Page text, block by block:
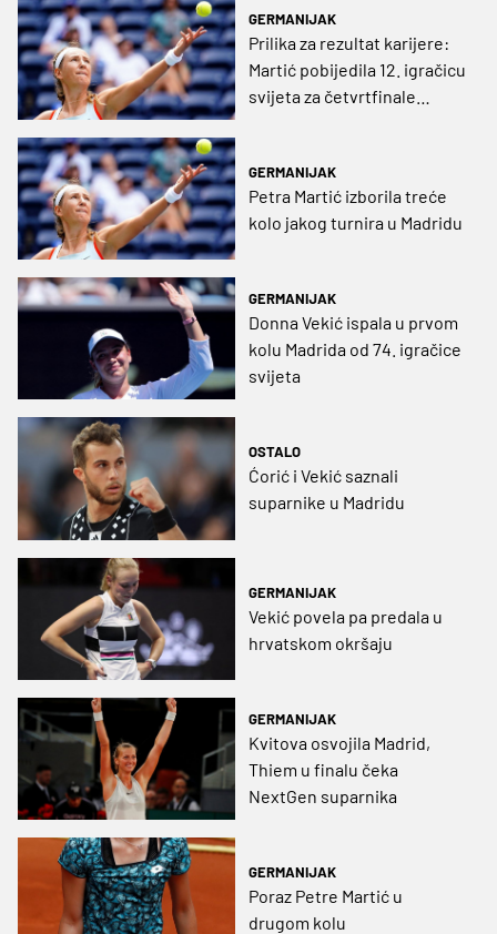
GERMANIJAK
Prilika za rezultat karijere:
Martić pobijedila 12. igračicu
svijeta za četvrtfinale
GERMANIJAK
Petra Martić izborila treće
kolo jakog turnira u Madridu
GERMANIJAK
Donna Vekić ispala u prvom
kolu Madrida od 74. igračice
svijeta
OSTALO
Ćorić i Vekić saznali
suparnike u Madridu
GERMANIJAK
Vekić povela pa predala u
hrvatskom okršaju
GERMANIJAK
Kvitova osvojila Madrid,
Thiem u finalu čeka
NextGen suparnika
GERMANIJAK
Poraz Petre Martić u
drugom kolu